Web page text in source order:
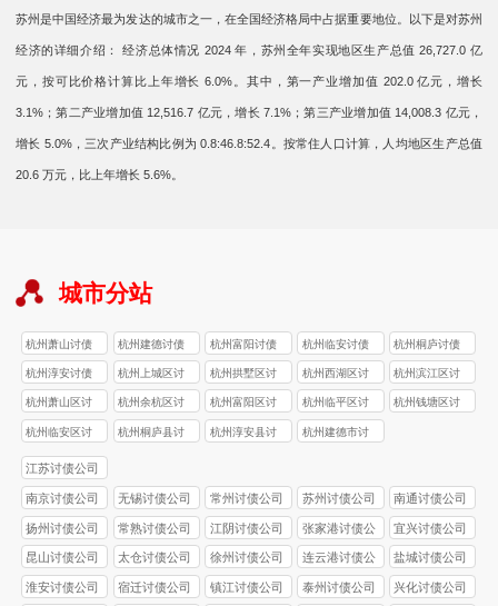
苏州是中国经济最为发达的城市之一，在全国经济格局中占据重要地位。以下是对苏州
经济的详细介绍： 经济总体情况 2024 年，苏州全年实现地区生产总值 26,727.0 亿
元，按可比价格计算比上年增长 6.0%。其中，第一产业增加值 202.0 亿元，增长
3.1%；第二产业增加值 12,516.7 亿元，增长 7.1%；第三产业增加值 14,008.3 亿元，
增长 5.0%，三次产业结构比例为 0.8:46.8:52.4。按常住人口计算，人均地区生产总值
20.6 万元，比上年增长 5.6%。
城市分站
杭州萧山讨债
公司
杭州建德讨债
公司
杭州富阳讨债
公司
杭州临安讨债
公司
杭州桐庐讨债
公司
杭州淳安讨债
公司
杭州上城区讨
债公司
杭州拱墅区讨
债公司
杭州西湖区讨
债公司
杭州滨江区讨
债公司
杭州萧山区讨
债公司
杭州余杭区讨
债公司
杭州富阳区讨
债公司
杭州临平区讨
债公司
杭州钱塘区讨
杭州临安区讨
债公司
杭州桐庐县讨
杭州淳安县讨
杭州建德市讨
江苏讨债公司
南京讨债公司 无锡讨债公司 常州讨债公司 苏州讨债公司 南通讨债公司
扬州讨债公司 常熟讨债公司 江阴讨债公司
张家港讨债公
司
宜兴讨债公司
昆山讨债公司 太仓讨债公司 徐州讨债公司
连云港讨债公
司
盐城讨债公司
淮安讨债公司 宿迁讨债公司 镇江讨债公司 泰州讨债公司 兴化讨债公司